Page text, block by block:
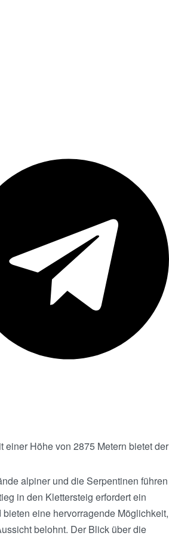
Höhe von 2875 Metern bietet der
alpiner und die Serpentinen führen
in den Klettersteig erfordert ein
eine hervorragende Möglichkeit,
belohnt. Der Blick über die